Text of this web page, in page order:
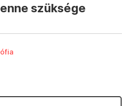
szüksége